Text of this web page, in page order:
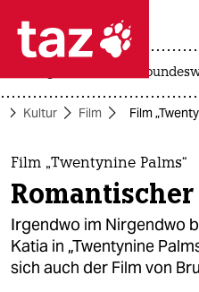
 taz
taz zahl
themen
politik
öko
Kultur Film Film
Film „Twentynine Palms“
Irgendwo im Nirgendwo
Katia in „Twentynine
sich auch der Film von